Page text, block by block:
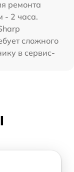
ремонта
- 2 часа.
сложного
в сервис-